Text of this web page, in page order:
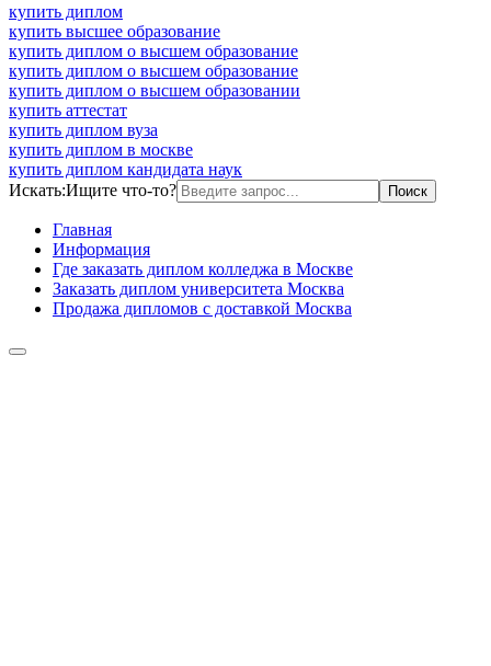
купить диплом
купить высшее образование
купить диплом о высшем образование
купить диплом о высшем образование
купить диплом о высшем образовании
купить аттестат
купить диплом вуза
купить диплом в москве
купить диплом кандидата наук
Искать:Ищите что-то?
Главная
Информация
Где заказать диплом колледжа в Москве
Заказать диплом университета Москва
Продажа дипломов с доставкой Москва